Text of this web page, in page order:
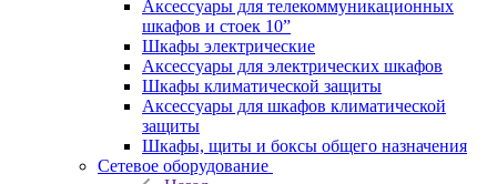
Аксессуары для телекоммуникационных
шкафов и стоек 10”
Шкафы электрические
Аксессуары для электрических шкафов
Шкафы климатической защиты
Аксессуары для шкафов климатической
защиты
Шкафы, щиты и боксы общего назначения
Сетевое оборудование